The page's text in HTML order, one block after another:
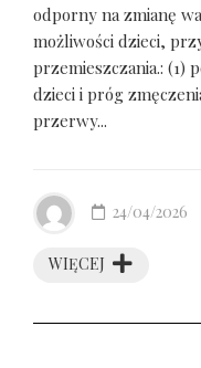
odporny na zmianę
możliwości dzieci,
przemieszczania.: (1)
dzieci i próg
przerwy...
WIĘCEJ
24/04/2026